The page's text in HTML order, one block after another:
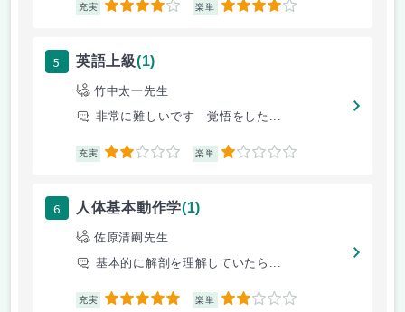
充実 4 楽単 4
5 英語上級(1)
竹中太一先生
非常に難しいです 覚悟をした...
充実 2 楽単 1
6 人体基本動作学(1)
佐原清嗣先生
基本的に解剖を理解していたら...
充実 5 楽単 2